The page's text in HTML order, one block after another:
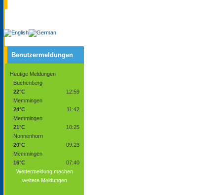
Benutzermeldungen
Heutige Meldungen
Buchenberg
22°C
12:59
Memmingen
24°C
11:42
Memmingen
21°C
10:25
Nonnenhorn
20°C
09:23
Memmingen
16°C
07:40
Wettermeldung machen
weitere Meldungen